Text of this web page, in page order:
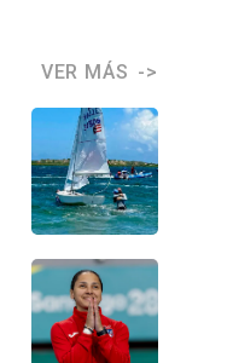
VER MÁS